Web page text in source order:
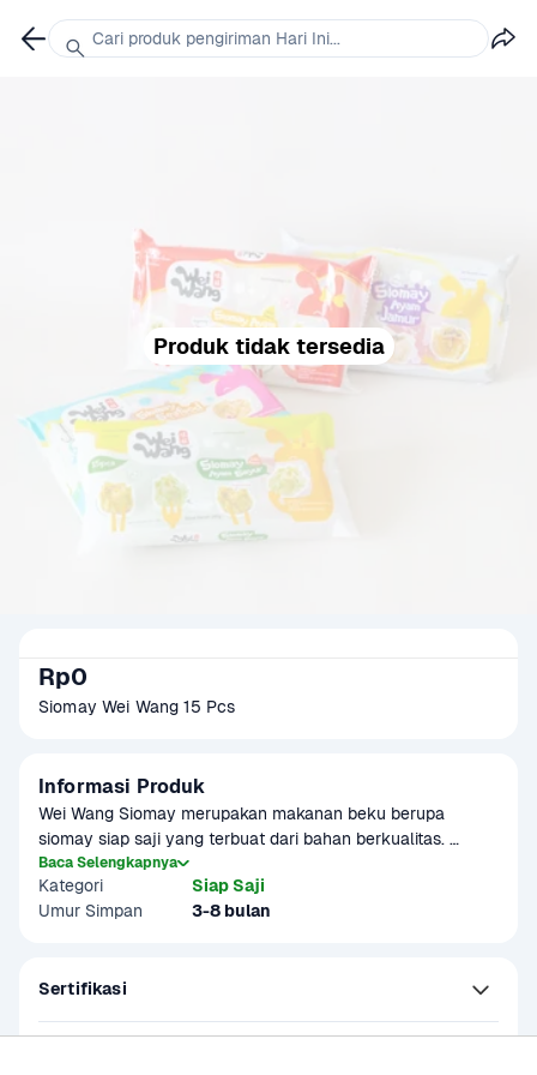
Produk tidak tersedia
Rp0
Siomay Wei Wang 15 Pcs
Informasi Produk
Wei Wang Siomay merupakan makanan beku berupa
siomay siap saji yang terbuat dari bahan berkualitas.
Dengan berbagai varian rasa siomay yang nikmat cocok
sebagai camilan yang praktis dan lezat di rumah.
Produk sudah terverifikasi halal.
Baca Selengkapnya
Kategori
Siap Saji
Umur Simpan
3-8 bulan
Sertifikasi
Cari produk pengiriman Hari Ini...